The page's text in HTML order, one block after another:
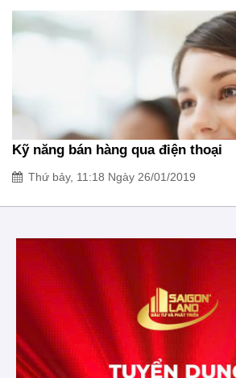
Kỹ năng bán hàng qua điện thoại
Thứ bảy, 11:18 Ngày 26/01/2019